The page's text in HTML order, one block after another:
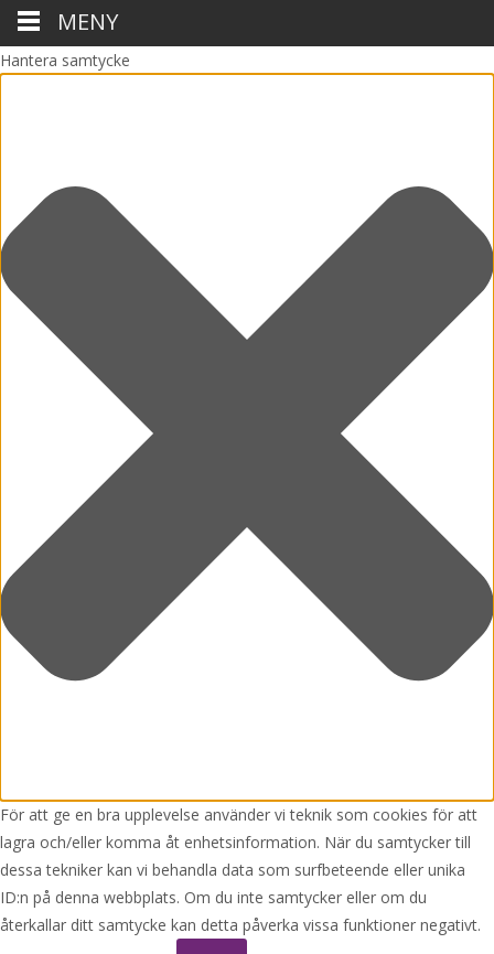
Hantera samtycke
För att ge en bra upplevelse använder vi teknik som cookies för att
lagra och/eller komma åt enhetsinformation. När du samtycker till
dessa tekniker kan vi behandla data som surfbeteende eller unika
ID:n på denna webbplats. Om du inte samtycker eller om du
återkallar ditt samtycke kan detta påverka vissa funktioner negativt.
MENY